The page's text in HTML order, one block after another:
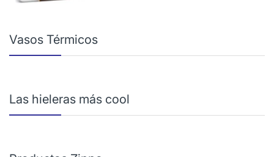
Vasos Térmicos
Las hieleras más cool